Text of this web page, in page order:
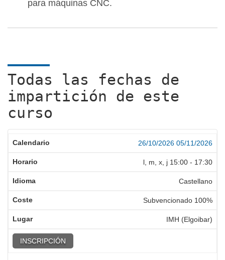
para máquinas CNC.
Todas las fechas de
impartición de este
curso
26/10/2026 05/11/2026
l, m, x, j 15:00 - 17:30
Castellano
Subvencionado 100%
IMH (Elgoibar)
INSCRIPCIÓN